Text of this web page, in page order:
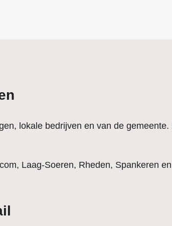
lokale bedrijven en van de
Laag-Soeren, Rheden, Spankeren